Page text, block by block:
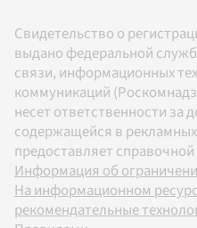
Свидетельство о
выдано федеральной
связи, информационных
коммуникаций
несет ответственности за
содержащейся в
предоставляет
Информация об
На информационном
рекомендательные